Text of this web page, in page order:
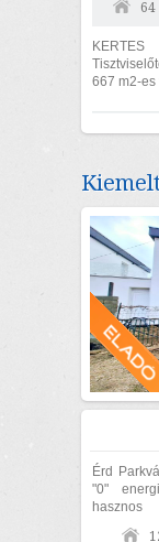
64
667 m2-es
Érd
"0"